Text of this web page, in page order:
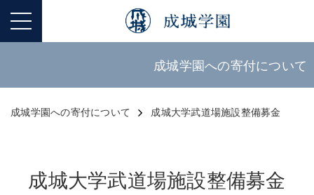
成城学園への寄付について
成城学園への寄付について 成城大学武道場施設整備募金
成城大学武道場施設整備募金